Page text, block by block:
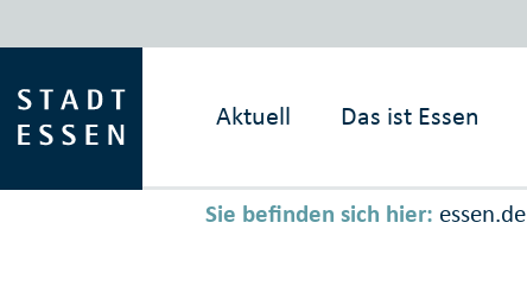
Aktuell Das ist Essen
Sie befinden sich hier: essen.de